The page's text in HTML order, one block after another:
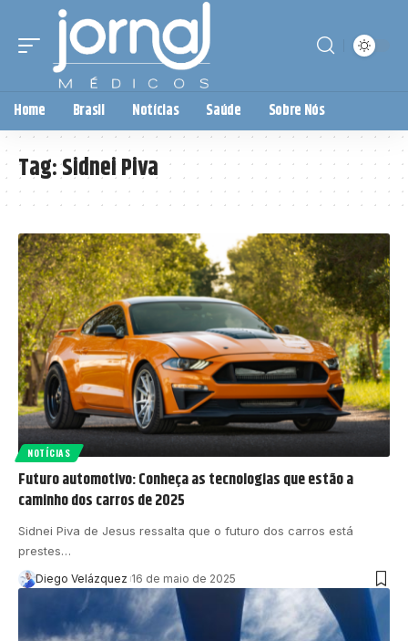
Home Brasil Notícias Saúde Sobre Nós
Tag:Sidnei Piva
NOTÍCIAS
Futuro automotivo: Conheça as tecnologias que estão a
caminho dos carros de 2025
Sidnei Piva de Jesus ressalta que o futuro dos carros está
prestes…
Diego Velázquez 16 de maio de 2025